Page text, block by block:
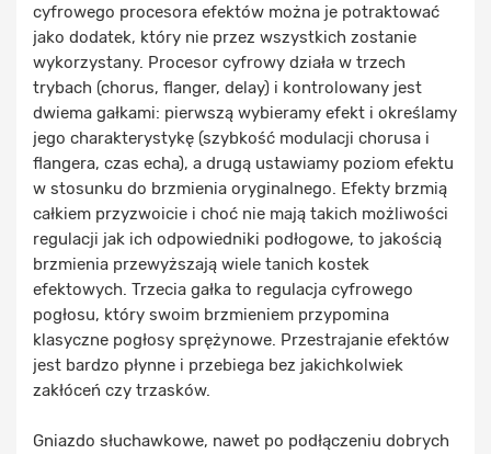
cyfrowego procesora efektów można je potraktować
jako dodatek, który nie przez wszystkich zostanie
wykorzystany. Procesor cyfrowy działa w trzech
trybach (chorus, flanger, delay) i kontrolowany jest
dwiema gałkami: pierwszą wybieramy efekt i określamy
jego charakterystykę (szybkość modulacji chorusa i
flangera, czas echa), a drugą ustawiamy poziom efektu
w stosunku do brzmienia oryginalnego. Efekty brzmią
całkiem przyzwoicie i choć nie mają takich możliwości
regulacji jak ich odpowiedniki podłogowe, to jakością
brzmienia przewyższają wiele tanich kostek
efektowych. Trzecia gałka to regulacja cyfrowego
pogłosu, który swoim brzmieniem przypomina
klasyczne pogłosy sprężynowe. Przestrajanie efektów
jest bardzo płynne i przebiega bez jakichkolwiek
zakłóceń czy trzasków.
Gniazdo słuchawkowe, nawet po podłączeniu dobrych